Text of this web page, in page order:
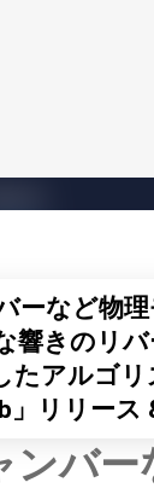
ーなど物
響きのリ
たアルゴ
リリース
バー